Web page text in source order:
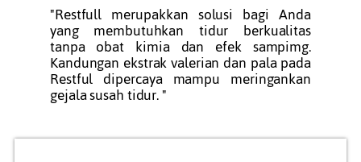
"Restfull merupakkan solusi bagi Anda
yang membutuhkan tidur berkualitas
tanpa obat kimia dan efek sampimg.
Kandungan ekstrak valerian dan pala pada
Restful dipercaya mampu meringankan
gejala susah tidur. "